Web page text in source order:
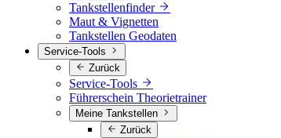
Tankstellenfinder
Maut & Vignetten
Tankstellen Geodaten
Service-Tools
Zurück
Service-Tools
Führerschein Theorietrainer
Meine Tankstellen
Zurück